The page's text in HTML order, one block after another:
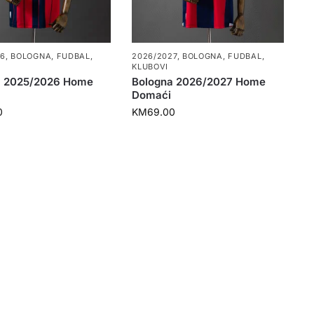
BOLOGNA FUDBAL
2025/2026 Home
2026/2027, BOLOGNA FUDBAL
KLUBOVI
Bologna 2026/2027 Home
Domaći
KM69.00